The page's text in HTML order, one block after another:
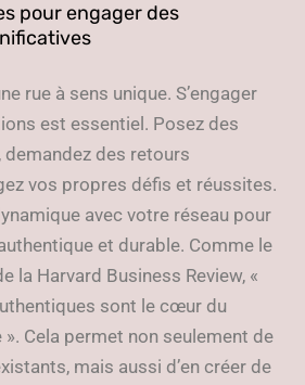
pour engager des
rue à sens unique. S’engager
est essentiel. Posez des
des retours
vos propres défis et réussites.
avec votre réseau pour
et durable. Comme le
la Harvard Business Review, «
sont le cœur du
Cela permet non seulement de
mais aussi d’en créer de